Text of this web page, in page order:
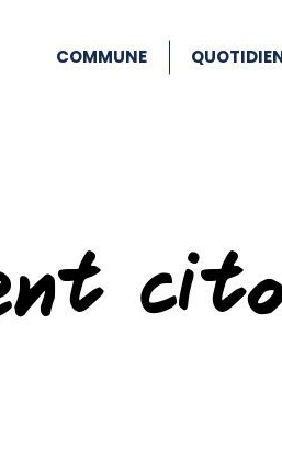
COMMUNE